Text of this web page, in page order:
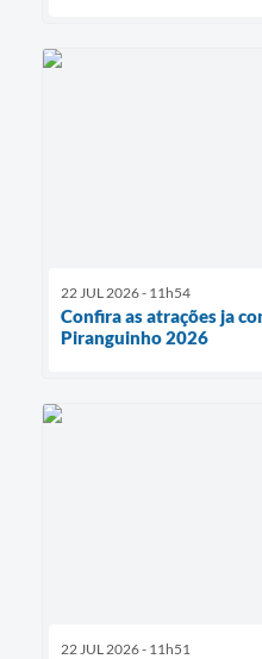
22 JUL 2026 - 11h54
Confira as atrações ja
Piranguinho 2026
22 JUL 2026 - 11h51